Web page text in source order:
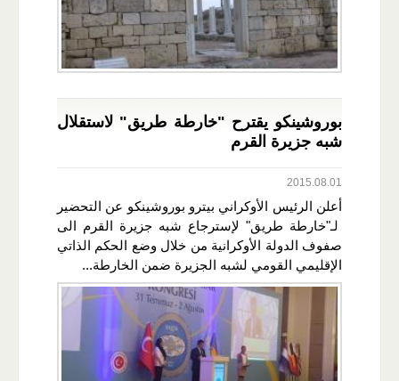
بوروشينكو يقترح "خارطة طريق" لاستقلال
شبه جزيرة القرم
2015.08.01
أعلن الرئيس الأوكراني بيترو بوروشينكو عن التحضير
لـ"خارطة طريق" لإسترجاع شبه جزيرة القرم الى
صفوف الدولة الأوكرانية من خلال وضع الحكم الذاتي
الإقليمي القومي لشبه الجزيرة ضمن الخارطة...